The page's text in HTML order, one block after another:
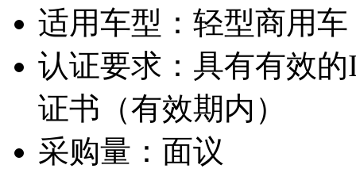
适用车型： 轻型商用车
认证要求： 具有有效的
证书（有效期内）
采购量： 面议